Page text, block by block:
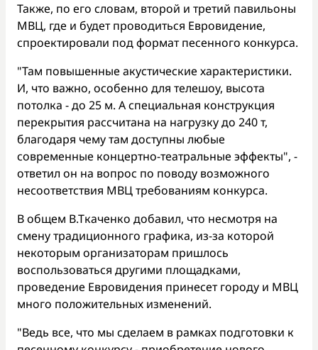
Также, по его словам, второй и третий павильоны
МВЦ, где и будет проводиться Евровидение,
спроектировали под формат песенного конкурса.
"Там повышенные акустические характеристики.
И, что важно, особенно для телешоу, высота
потолка - до 25 м. А специальная конструкция
перекрытия рассчитана на нагрузку до 240 т,
благодаря чему там доступны любые
современные концертно-театральные эффекты", -
ответил он на вопрос по поводу возможного
несоответствия МВЦ требованиям конкурса.
В общем В.Ткаченко добавил, что несмотря на
смену традиционного графика, из-за которой
некоторым организаторам пришлось
воспользоваться другими площадками,
проведение Евровидения принесет городу и МВЦ
много положительных изменений.
"Ведь все, что мы сделаем в рамках подготовки к